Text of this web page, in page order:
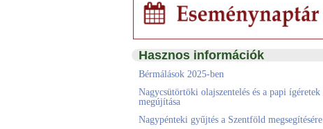
Hasznos információk
Bérmálások 2025-ben
Nagycsütörtöki olajszentelés és a papi ígéretek
megújítása
Nagypénteki gyűjtés a Szentföld megsegítésére